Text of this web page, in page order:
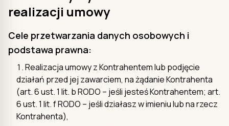
realizacji umowy
Cele przetwarzania danych osobowych i
podstawa prawna:
Realizacja umowy z Kontrahentem lub podjęcie
działań przed jej zawarciem, na żądanie Kontrahenta
(art. 6 ust. 1 lit. b RODO – jeśli jesteś Kontrahentem; art.
6 ust. 1 lit. f RODO – jeśli działasz w imieniu lub na rzecz
Kontrahenta),